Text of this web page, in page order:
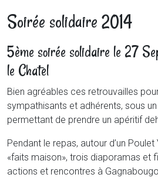
Soirée solidaire 2014
5ème soirée solidaire le 27
le Chatel
Bien agréables ces retrouvailles
sympathisants et adhérents, sous
permettant de prendre un apéritif
Pendant le repas, autour d’un
«faits maison», trois diaporamas et
actions et rencontres à